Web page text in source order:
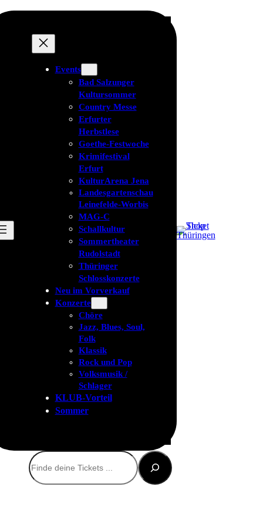
Events
Bad Salzunger
Kultursommer
Country Messe
Erfurter
Herbstlese
Goethe-Festwoche
Krimifestival
Erfurt
KulturArena Jena
Landesgartenschau
Leinefelde-Worbis
MAG-C
Schallkultur
Sommertheater
Rudolstadt
Thüringer
Schlosskonzerte
Neu im Vorverkauf
Konzerte
Chöre
Jazz, Blues, Soul,
Folk
Klassik
Rock und Pop
Volksmusik /
Schlager
KLUB-Vorteil
Sommer
Suchen